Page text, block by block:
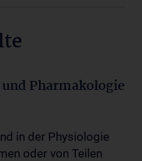
Pharmakologie
in der Physiologie
oder von Teilen